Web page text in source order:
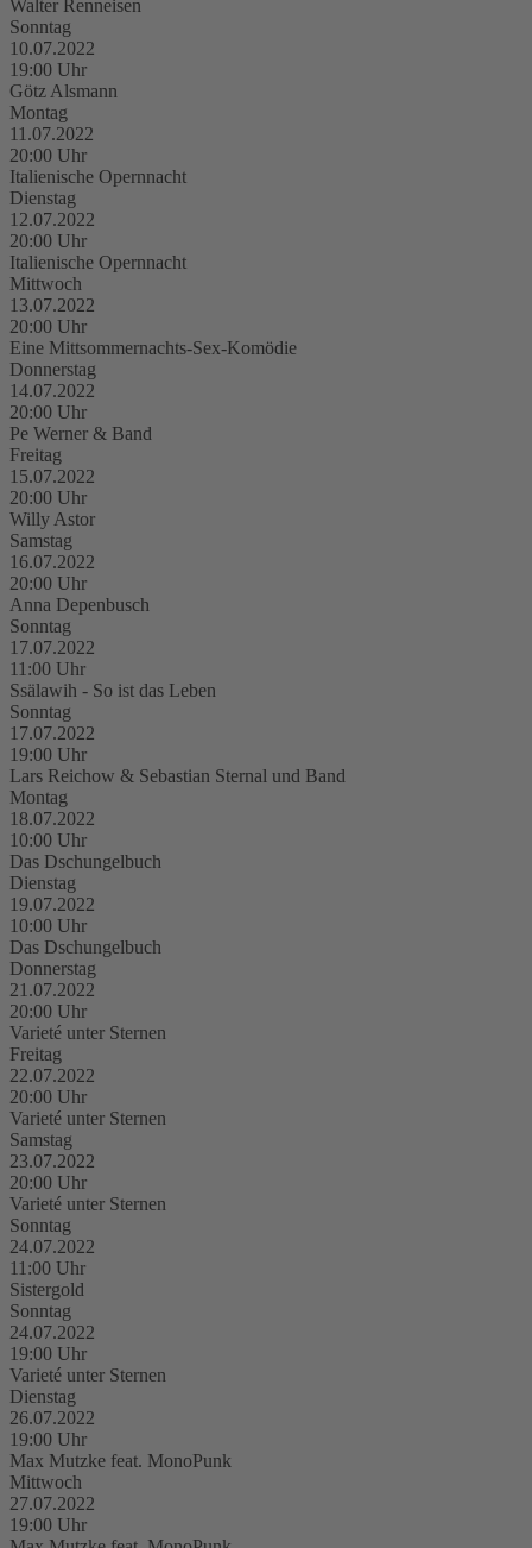
Walter Renneisen
Sonntag
10.07.2022
19:00 Uhr
Götz Alsmann
Montag
11.07.2022
20:00 Uhr
Italienische Opernnacht
Dienstag
12.07.2022
20:00 Uhr
Italienische Opernnacht
Mittwoch
13.07.2022
20:00 Uhr
Eine Mittsommernachts-Sex-Komödie
Donnerstag
14.07.2022
20:00 Uhr
Pe Werner & Band
Freitag
15.07.2022
20:00 Uhr
Willy Astor
Samstag
16.07.2022
20:00 Uhr
Anna Depenbusch
Sonntag
17.07.2022
11:00 Uhr
Ssälawih - So ist das Leben
Sonntag
17.07.2022
19:00 Uhr
Lars Reichow & Sebastian Sternal und Band
Montag
18.07.2022
10:00 Uhr
Das Dschungelbuch
Dienstag
19.07.2022
10:00 Uhr
Das Dschungelbuch
Donnerstag
21.07.2022
20:00 Uhr
Varieté unter Sternen
Freitag
22.07.2022
20:00 Uhr
Varieté unter Sternen
Samstag
23.07.2022
20:00 Uhr
Varieté unter Sternen
Sonntag
24.07.2022
11:00 Uhr
Sistergold
Sonntag
24.07.2022
19:00 Uhr
Varieté unter Sternen
Dienstag
26.07.2022
19:00 Uhr
Max Mutzke feat. MonoPunk
Mittwoch
27.07.2022
19:00 Uhr